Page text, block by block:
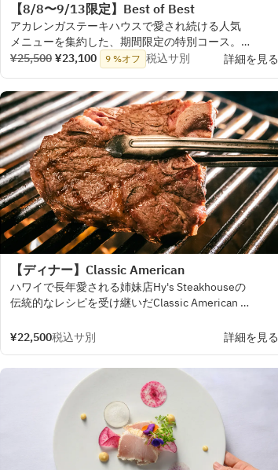
【8/8〜9/13限定】Best of Best
アカレンガステーキハウスで愛され続ける 人気
メニューを集約した、 期間限定の特別コース。
メインに はUSDA最高
ランクプライムフィレミニヨン、さらに
限定販売でも大変ご 好評をいただいた
ガーリックロブスターをご用意。デザートは「
チェリージュビレ」または「バナナフォスター」より
お選びいただけます。
これまで数々の人気を集めてきたメニューを一度にお
楽しみいただける、まさに“BestofBest”な内容。
日頃の感謝を込めて特別価格でお届けする 限定
コースを、どうぞご堪能くださいませ。
¥25,500 ¥23,100 9 %オフ 税込サ別 詳細を見る
【ディナー】Classic American
ハワイで長年愛される姉妹店Hy's Steakhouseの
伝統的なレシピを受け継いだClassicAmerican
4種類の薪を使って
仕上げる
シーザーサラダや
フランベデザートもお
愉しみいただけます。
¥22,500税込サ別 詳細を見る